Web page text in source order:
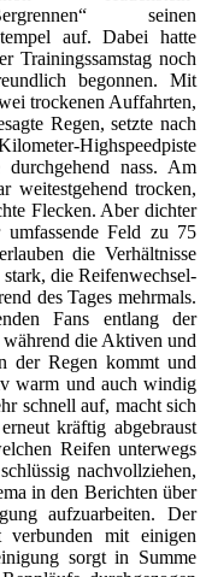
seinen
auf. Dabei hatte
Trainingssamstag noch
begonnen. Mit
trockenen Auffahrten,
Regen, setzte nach
Highspeedpiste
nass. Am
weitestgehend trocken,
Flecken. Aber dichter
Feld zu 75
die Verhältnisse
die Reifenwechsel-
des Tages mehrmals.
Fans entlang der
während die Aktiven und
der Regen kommt und
warm und auch windig
schnell auf, macht sich
kräftig abgebraust
Reifen unterwegs
nachvollziehen,
in den Berichten über
aufzuarbeiten. Der
verbunden mit einigen
sorgt in Summe